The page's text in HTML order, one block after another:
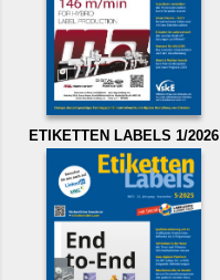
ETIKETTEN LABELS 1/2026